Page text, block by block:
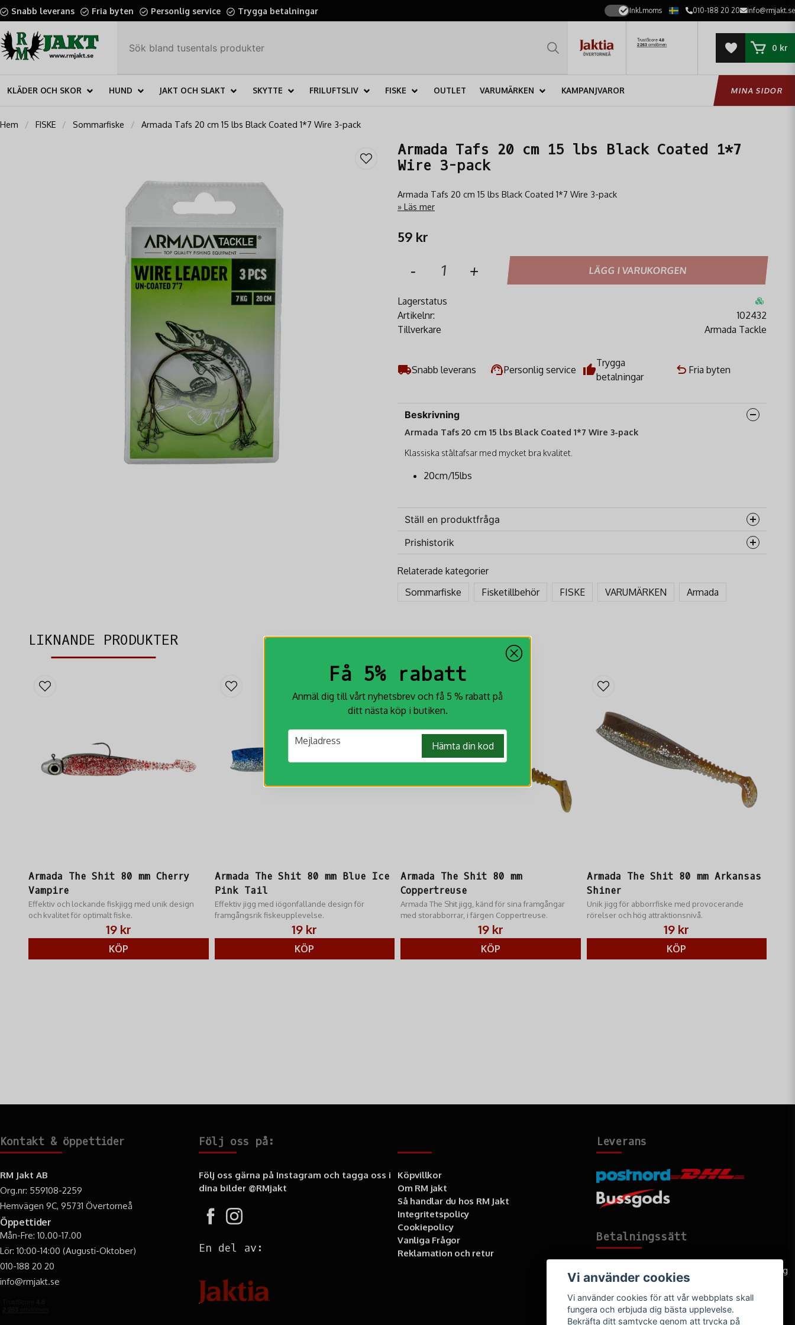
Snabb leverans Fria byten Personlig service Trygga betalningar Inkl.moms 010-188 20 20 info@rmjakt.se
0 kr
KLÄDER OCH SKOR HUND JAKT OCH SLAKT SKYTTE FRILUFTSLIV FISKE OUTLET VARUMÄRKEN KAMPANJVAROR MINA SIDOR
Hem FISKE Sommarfiske Armada Tafs 20 cm 15 lbs Black Coated 1*7 Wire 3-pack
Armada Tafs 20 cm 15 lbs Black Coated 1*7
Wire 3-pack
Armada Tafs 20 cm 15 lbs Black Coated 1*7 Wire 3-pack
Läs mer
59 kr
- + LÄGG I VARUKORGEN
Lagerstatus
Artikelnr:
102432
Tillverkare
Armada Tackle
Snabb leverans Personlig service
Trygga
betalningar
Fria byten
Beskrivning
Armada Tafs 20 cm 15 lbs Black Coated 1*7 Wire 3-pack
Klassiska ståltafsar med mycket bra kvalitet.
20cm/15lbs
Ställ en produktfråga
question
Fråga oss något om denna produkten...
Ja, ni får publicera min fråga
Skicka fråga
Prishistorik
Relaterade kategorier
Sommarfiske
Fisketillbehör FISKE VARUMÄRKEN Armada
LIKNANDE PRODUKTER
Armada The Shit 80 mm Cherry
Vampire
Effektiv och lockande fiskjigg med unik design
och kvalitet för optimalt fiske.
19 kr
KÖP
Armada The Shit 80 mm Blue Ice
Pink Tail
Effektiv jigg med iögonfallande design för
framgångsrik fiskeupplevelse.
19 kr
KÖP
Armada The Shit 80 mm
Coppertreuse
Armada The Shit jigg, känd för sina framgångar
med storabborrar, i färgen Coppertreuse.
19 kr
KÖP
Armada The Shit 80 mm Arkansas
Shiner
Unik jigg för abborrfiske med provocerande
rörelser och hög attraktionsnivå.
19 kr
KÖP
Få 5% rabatt
Anmäl dig till vårt nyhetsbrev och få 5 % rabatt på
ditt nästa köp i butiken.
email
Mejladress Hämta din kod
Kontakt & öppettider
RM Jakt AB
Org.nr: 559108-2259
Hemvägen 9C, 95731 Övertorneå
Öppettider
Mån-Fre: 10.00-17.00
Lör: 10:00-14:00 (Augusti-Oktober)
010-188 20 20
info@rmjakt.se
Följ oss på:
Följ oss gärna på Instagram och tagga oss i
dina bilder @RMjakt
En del av:
Köpvillkor
Om RM jakt
Så handlar du hos RM Jakt
Integritetspolicy
Cookiepolicy
Vanliga Frågor
Reklamation och retur
Leverans
Betalningssätt
Faktura, delbetalning, kort- eller direktbetalning
Vi använder cookies
Vi använder cookies för att vår webbplats skall
fungera och erbjuda dig bästa upplevelse.
Bekräfta ditt samtycke genom att trycka på